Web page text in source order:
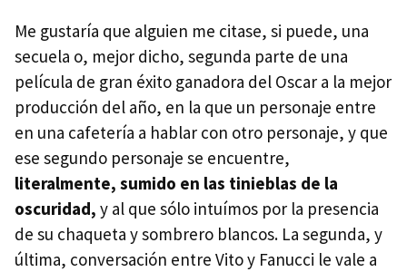
Me gustaría que alguien me citase, si puede, una
secuela o, mejor dicho, segunda parte de una
película de gran éxito ganadora del Oscar a la mejor
producción del año, en la que un personaje entre
en una cafetería a hablar con otro personaje, y que
ese segundo personaje se encuentre,
literalmente, sumido en las tinieblas de la
oscuridad, y al que sólo intuímos por la presencia
de su chaqueta y sombrero blancos. La segunda, y
última, conversación entre Vito y Fanucci le vale a